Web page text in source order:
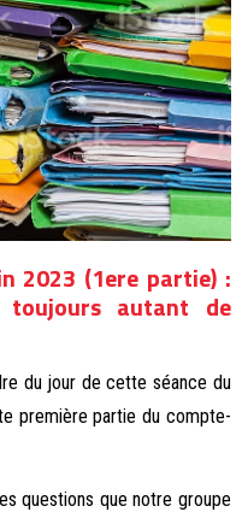
2023 (1ere partie) :
toujours autant de
du jour de cette séance du
première partie du compte-
questions que notre groupe